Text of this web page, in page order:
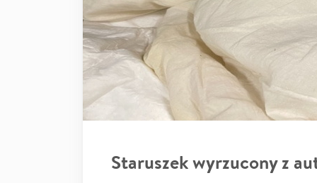
Staruszek wyrzucony z